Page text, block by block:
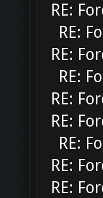
RE:
RE:
RE:
RE:
RE:
RE:
RE:
RE:
RE: